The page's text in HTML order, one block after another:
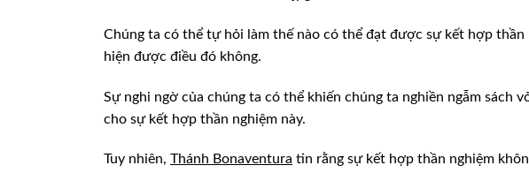
Chúng ta có thể tự hỏi làm thế nào có thể đạt được sự kết hợp
hiện được điều đó không.
Sự nghi ngờ của chúng ta có thể khiến chúng ta nghiền ngẫm sách
cho sự kết hợp thần nghiệm này.
Tuy nhiên, Thánh Bonaventura tin rằng sự kết hợp thần nghiệm